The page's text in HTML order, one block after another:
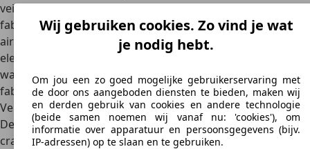
veiligheidssystemen. In de CDX-uitvoering voegde de
fabrikant daar onder meer nogautomatische
airconditioning
, een met leder bekleed stuurwiel,
elektrische stoelverstelling en houtinleg aan toe. Optioneel
waren ook lederen interieurbekleding en cruisecontrol af
fabriek te bestellen.
Veiligheid
De Daewoo Leganza heeftmatig gepresteerd in de
crashtests van Euro NCAP. De organisatie kende de
Wij gebruiken cookies. Zo vind je wat
je nodig hebt.
Om jou een zo goed mogelijke gebruikerservaring met
de door ons aangeboden diensten te bieden, maken wij
en derden gebruik van cookies en andere technologie
(beide samen noemen wij vanaf nu: 'cookies'), om
informatie over apparatuur en persoonsgegevens (bijv.
IP-adressen) op te slaan en te gebruiken.